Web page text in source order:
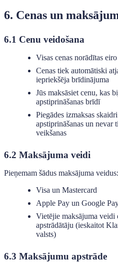
6. Cenas un
6.1 Cenu veidošana
Visas cenas norādītas
Cenas tiek automātiski
iepriekšēja brīdinājuma
Jūs maksāsiet cenu, kas
apstiprināšanas brīdī
Piegādes izmaksas
apstiprināšanas un nevar
veikšanas
6.2 Maksājuma veidi
Pieņemam šādus maksājuma veidus:
Visa un Mastercard
Apple Pay un Google
Vietējie maksājuma veidi
apstrādātāju (ieskaitot
valsts)
6.3 Maksājumu apstrāde